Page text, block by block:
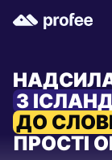
З
ДО
ПРОСТІ